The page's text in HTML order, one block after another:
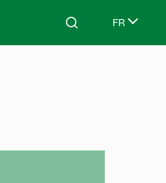
Search FR
Select